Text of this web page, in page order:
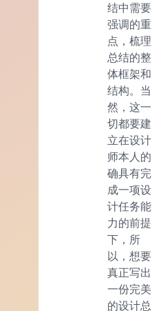
结中需要
强调的重
点，梳理
总结的整
体框架和
结构。当
然，这一
切都要建
立在设计
师本人的
确具有完
成一项设
计任务能
力的前提
下，所
以，想要
真正写出
一份完美
的设计总